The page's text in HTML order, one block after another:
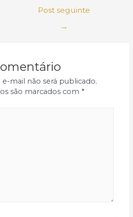
Post seguinte
→
mail não será publicado.
são marcados com *